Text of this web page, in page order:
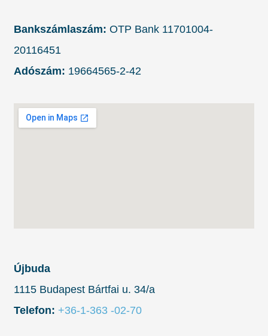
Bankszámlaszám: OTP Bank 11701004-
20116451
Adószám: 19664565-2-42
Újbuda
1115 Budapest Bártfai u. 34/a
Telefon: +36-1-363 -02-70